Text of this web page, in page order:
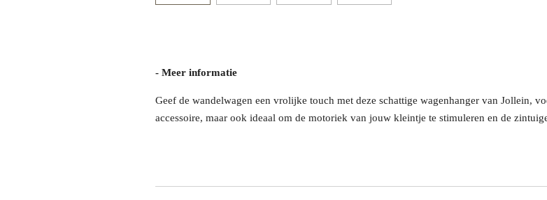
- Meer informatie
Geef de wandelwagen een vrolijke touch met deze schattige wagenhanger van Jollein,
accessoire, maar ook ideaal om de motoriek van jouw kleintje te stimuleren en de